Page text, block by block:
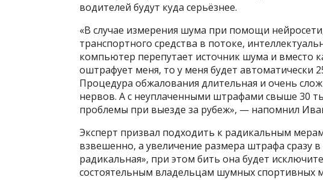
водителей будут куда серьёзнее.
«В случае измерения шума при помощи
транспортного средства в потоке,
компьютер перепутает источник шума и вместо
оштрафует меня, то у меня будет автоматически
Процедура обжалования длительная и очень
нервов. А с неуплаченными штрафами свыше 30
проблемы при выезде за рубеж», — напомнил
Эксперт призвал подходить к радикальным
взвешенно, а увеличение размера штрафа сразу
радикальная», при этом бить она будет
состоятельным владельцам шумных спортивных